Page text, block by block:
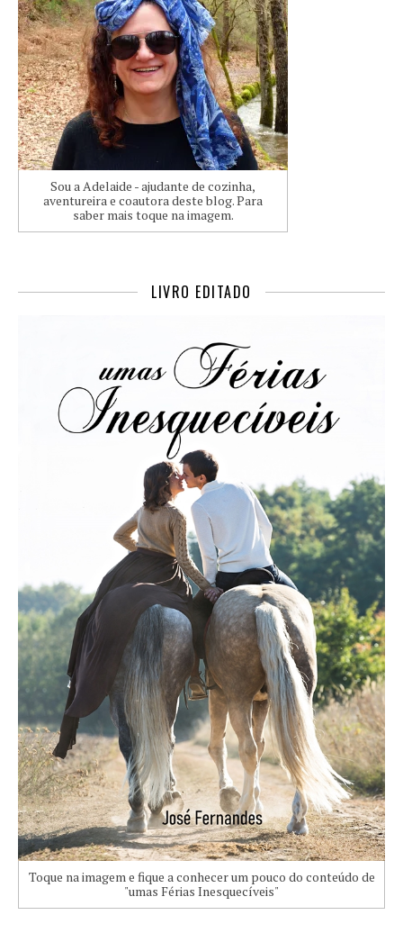
Sou a Adelaide - ajudante de cozinha,
aventureira e coautora deste blog. Para
saber mais toque na imagem.
LIVRO EDITADO
Toque na imagem e fique a conhecer um pouco do conteúdo de
"umas Férias Inesquecíveis"